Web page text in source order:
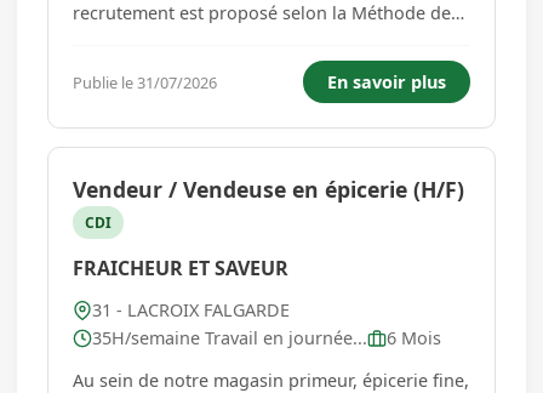
recrutement est proposé selon la Méthode de
recrutement sans CV ouvert aux débutants. Vos
missions princi...
Publie le 31/07/2026 En savoir plus
Vendeur / Vendeuse en épicerie (H/F)
CDI
FRAICHEUR ET SAVEUR
31 - LACROIX FALGARDE
35H/semaine Travail en journée...
6 Mois
Au sein de notre magasin primeur, épicerie fine,